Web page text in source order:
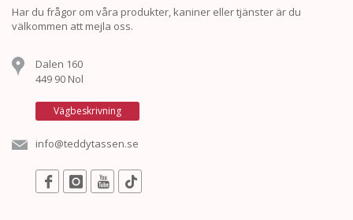
Har du frågor om våra produkter, kaniner eller tjänster är du
välkommen att mejla oss.
Dalen 160
449 90 Nol
Vägbeskrivning
info@teddytassen.se